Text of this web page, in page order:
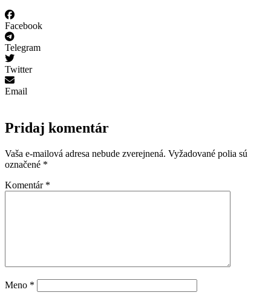
Facebook
Telegram
Twitter
Email
Pridaj komentár
Vaša e-mailová adresa nebude zverejnená. Vyžadované polia sú
označené *
Komentár *
Meno *